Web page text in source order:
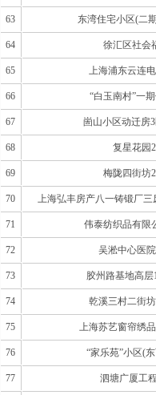
63 东湾住宅小区(二
64 徐汇区社会
65 上海浦东云连
66 “白玉南村”一
67 崮山小区动迁房
68 复星花园
69 梅陇四街坊
70 上海弘丰房产八一铸锻厂
71 伟泰纺织品有限
72 吴淞中心医
73 胶州路基地高
74 乾溪三村二街
75 上海苏艺窗帘绣
76 “家乐苑”小区(
77 泗塘广厦工